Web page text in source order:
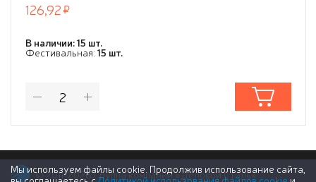
126,92
В наличии: 15 шт.
Фестивальная: 15 шт.
© 2011-2026 Группа компаний «Деловой Стиль»
Мы используем файлы cookie. Продолжив использование сайта,